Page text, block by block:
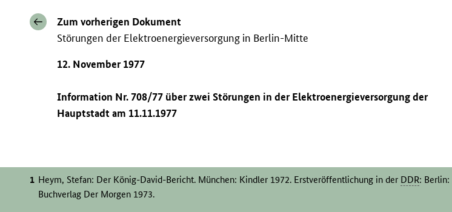
Zum vorherigen Dokument
Störungen der Elektroenergieversorgung in Berlin-Mitte
12. November 1977
Information Nr. 708/77 über zwei Störungen in der Elektroenergieversorgung der
Hauptstadt am 11.11.1977
Heym, Stefan: Der König-David-Bericht. München: Kindler 1972. Erstveröffentlichung in der DDR: Berlin:
Buchverlag Der Morgen 1973.